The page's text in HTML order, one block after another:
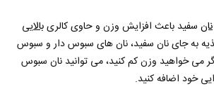
نان سفید باعث افزایش وزن و حاوی کالریبالایی
به جای نان سفید، نان های سبوس دار و سبوس
می خواهید وزن کم کنید، می توانید نان سبوس
خود اضافه کنید.